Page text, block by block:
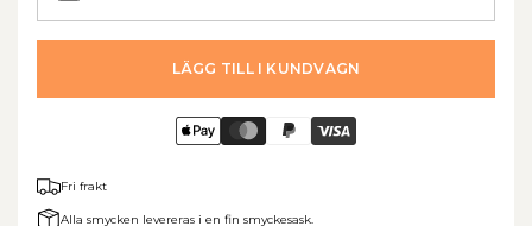
LÄGG TILL I KUNDVAGN
Fri frakt
Alla smycken levereras i en fin smyckesask.